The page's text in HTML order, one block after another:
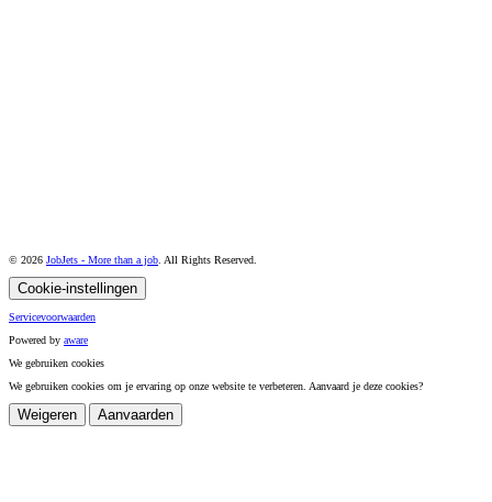
© 2026 JobJets - More than a job . All Rights Reserved.
Cookie-instellingen
Servicevoorwaarden
Powered by aware
We gebruiken cookies
We gebruiken cookies om je ervaring op onze website te verbeteren. Aanvaard je deze cookies?
Weigeren Aanvaarden